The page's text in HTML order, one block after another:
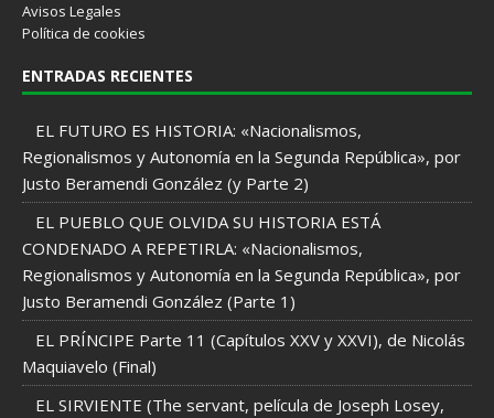
Avisos Legales
Política de cookies
ENTRADAS RECIENTES
EL FUTURO ES HISTORIA: «Nacionalismos,
Regionalismos y Autonomía en la Segunda República», por
Justo Beramendi González (y Parte 2)
EL PUEBLO QUE OLVIDA SU HISTORIA ESTÁ
CONDENADO A REPETIRLA: «Nacionalismos,
Regionalismos y Autonomía en la Segunda República», por
Justo Beramendi González (Parte 1)
EL PRÍNCIPE Parte 11 (Capítulos XXV y XXVI), de Nicolás
Maquiavelo (Final)
EL SIRVIENTE (The servant, película de Joseph Losey,